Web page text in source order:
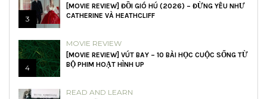
3
[MOVIE REVIEW] ĐỒI GIÓ HÚ (2026) – ĐỪNG YÊU NHƯ
CATHERINE VÀ HEATHCLIFF
4
MOVIE REVIEW
[MOVIE REVIEW] VÚT BAY – 10 BÀI HỌC CUỘC SỐNG TỪ
BỘ PHIM HOẠT HÌNH UP
READ AND LEARN